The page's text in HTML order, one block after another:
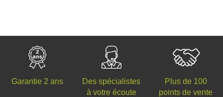
Garantie 2 ans
Des spécialistes
à votre écoute
Plus de 100
points de vente